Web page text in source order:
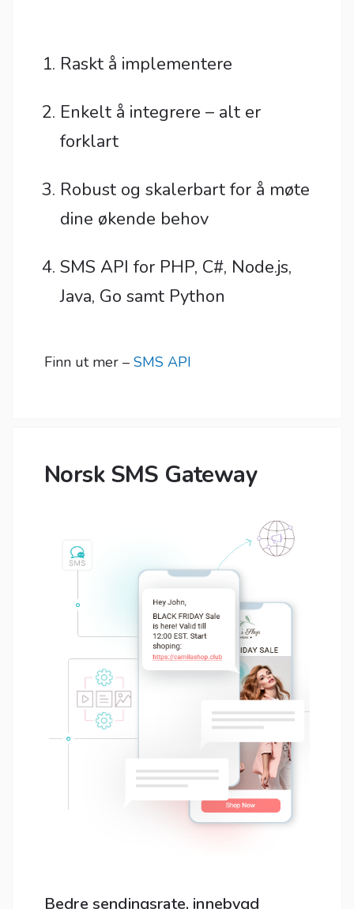
Raskt å implementere
Enkelt å integrere – alt er
forklart
Robust og skalerbart for å møte
dine økende behov
SMS API for PHP, C#, Node.js,
Java, Go samt Python
Finn ut mer – SMS API
Norsk SMS Gateway
Bedre sendingsrate, innebygd